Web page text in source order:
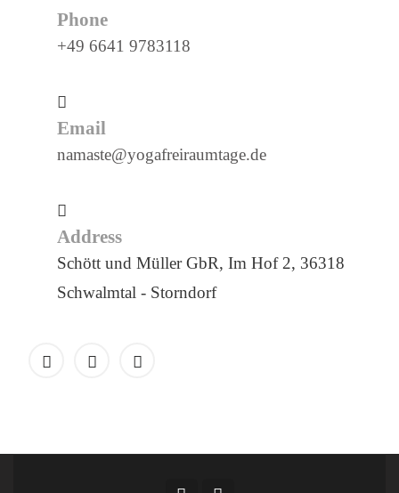
Phone
+49 6641 9783118
Email
namaste@yogafreiraumtage.de
Address
Schött und Müller GbR, Im Hof 2, 36318
Schwalmtal - Storndorf